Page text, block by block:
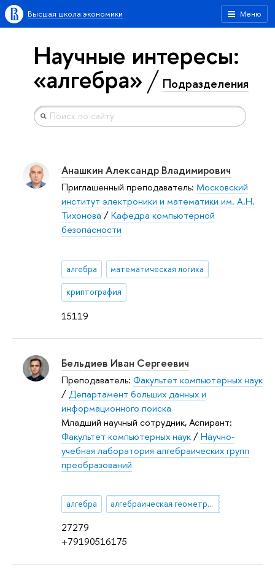
Меню
Высшая школа экономики
Научные интересы:
«алгебра» Подразделения
15119
Анашкин Александр Владимирович
Приглашенный преподаватель: Московский
институт электроники и математики им. А.Н.
Тихонова /Кафедра компьютерной
безопасности
алгебра математическая логика
криптография
27279
+79190516175
Бельдиев Иван Сергеевич
Преподаватель: Факультет компьютерных наук
/Департамент больших данных и
информационного поиска
Младший научный сотрудник, Аспирант:
Факультет компьютерных наук/Научно-
учебная лаборатория алгебраических групп
преобразований
алгебра алгебраическая геометрия